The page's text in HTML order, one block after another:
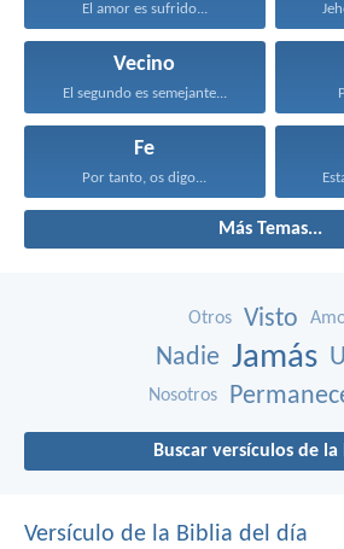
El amor es sufrido...
Vecino
El segundo es semejante...
Fe
Por tanto, os digo...
Más Temas...
Otros Visto
Nadie Jamás
Nosotros
Buscar versículos de la
Versículo de la Biblia del día